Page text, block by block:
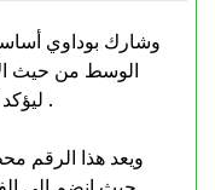
وشارك بوداوي
الوسط من حيث
ليؤكد أهميته ضمن تشكيلة الفريق الفرنسي .
ويعد هذا الرقم